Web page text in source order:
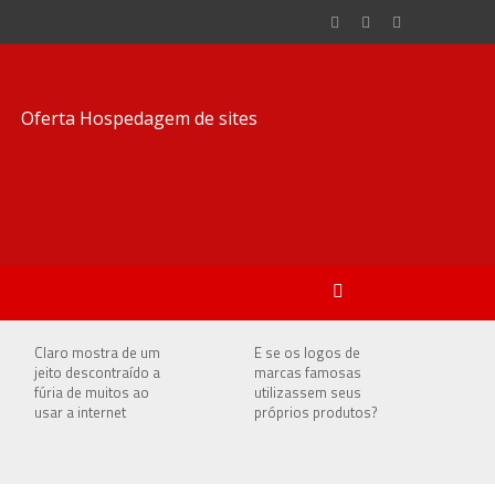
Claro mostra de um
jeito descontraído a
fúria de muitos ao
usar a internet
E se os logos de
marcas famosas
utilizassem seus
próprios produtos?